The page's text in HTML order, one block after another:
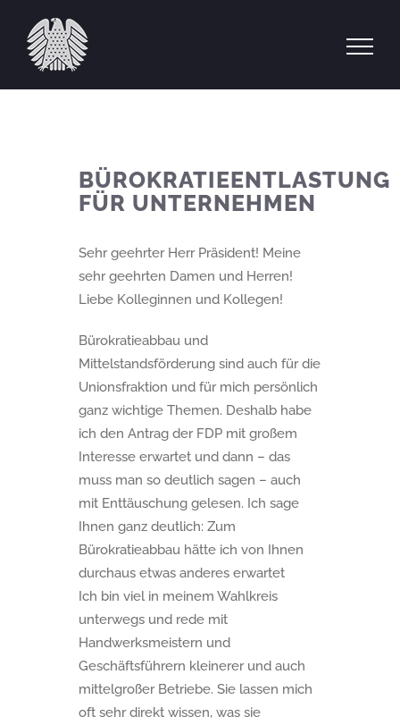
Inhalt
springen
BÜROKRATIEENTLASTUNG
FÜR UNTERNEHMEN
Sehr geehrter Herr Präsident! Meine
sehr geehrten Damen und Herren!
Liebe Kolleginnen und Kollegen!
Bürokratieabbau und
Mittelstandsförderung sind auch für die
Unionsfraktion und für mich persönlich
ganz wichtige Themen. Deshalb habe
ich den Antrag der FDP mit großem
Interesse erwartet und dann – das
muss man so deutlich sagen – auch
mit Enttäuschung gelesen. Ich sage
Ihnen ganz deutlich: Zum
Bürokratieabbau hätte ich von Ihnen
durchaus etwas anderes erwartet
Ich bin viel in meinem Wahlkreis
unterwegs und rede mit
Handwerksmeistern und
Geschäftsführern kleinerer und auch
mittelgroßer Betriebe. Sie lassen mich
oft sehr direkt wissen, was sie